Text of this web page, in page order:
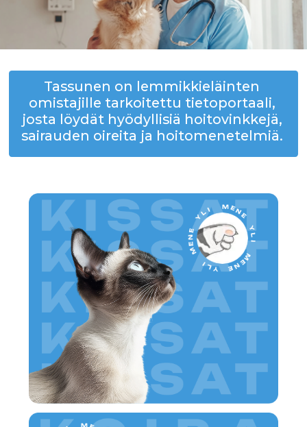
#TASSUSEN
TARINAT
KERRO MAAILMALLE
LEMMIKISTÄSI